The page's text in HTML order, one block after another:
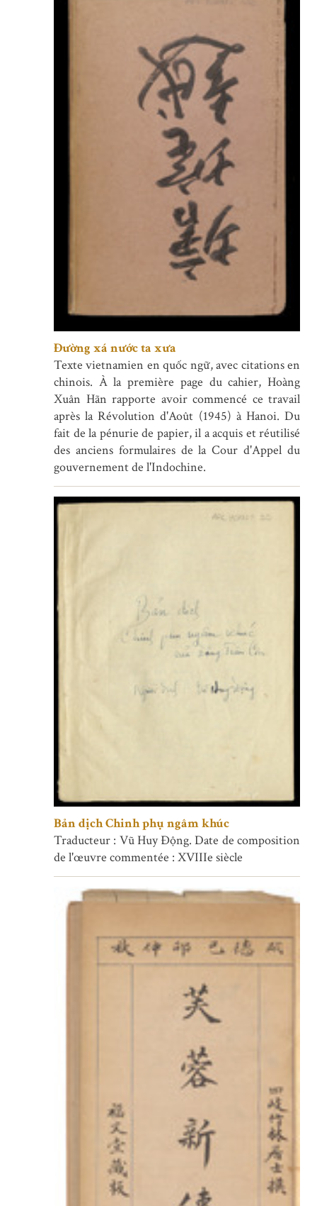
Đường xá nước ta xưa
Texte vietnamien en quốc ngữ, avec citations en
chinois. À la première page du cahier, Hoàng
Xuân Hãn rapporte avoir commencé ce travail
après la Révolution d'Août (1945) à Hanoi. Du
fait de la pénurie de papier, il a acquis et réutilisé
des anciens formulaires de la Cour d'Appel du
gouvernement de l'Indochine.
Bản dịch Chinh phụ ngâm khúc
Traducteur : Vũ Huy Động. Date de composition
de l'œuvre commentée : XVIIIe siècle